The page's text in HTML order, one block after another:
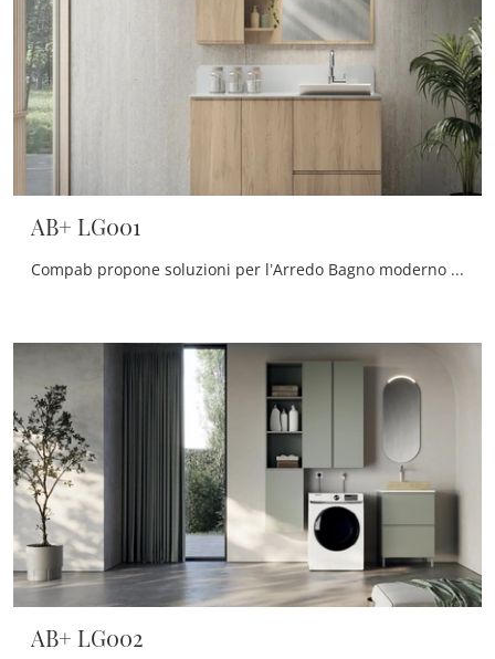
AB+ LG001
Compab propone soluzioni per l’Arredo Bagno moderno con mobili bagno per lavanderia che mixano design unico e tanta praticità, come questo interno ...
AB+ LG002